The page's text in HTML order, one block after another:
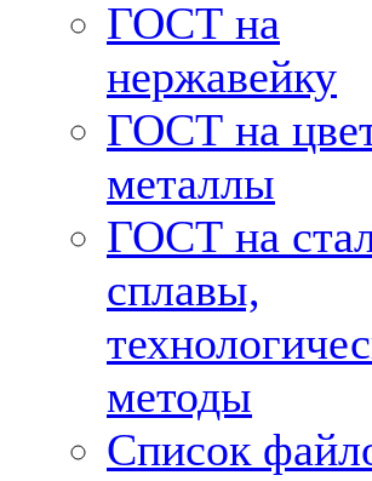
ГОСТ на
нержавейку
ГОСТ на
металлы
ГОСТ на
сплавы,
методы
Список